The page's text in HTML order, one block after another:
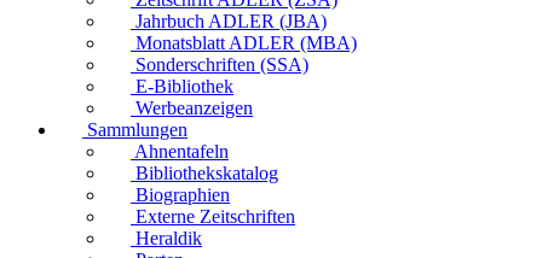
Jahrbuch ADLER (JBA)
Monatsblatt ADLER (MBA)
Sonderschriften (SSA)
E-Bibliothek
Werbeanzeigen
Sammlungen
Ahnentafeln
Bibliothekskatalog
Biographien
Externe Zeitschriften
Heraldik